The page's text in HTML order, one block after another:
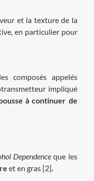
et la texture de la
en particulier pour
composés appelés
impliqué
à continuer de
Dependenceque les
et en gras [2]